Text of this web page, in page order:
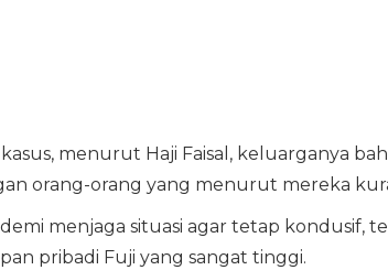
menurut Haji Faisal, keluarganya
orang-orang yang menurut mereka
menjaga situasi agar tetap kondusif,
pribadi Fuji yang sangat tinggi.